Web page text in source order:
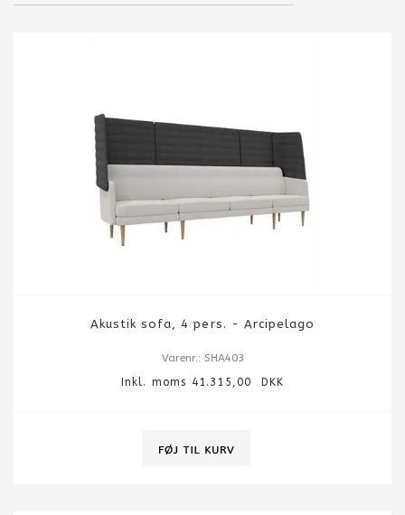
Akustik sofa, 4 pers. - Arcipelago
Varenr.: SHA403
Inkl. moms 41.315,00 DKK